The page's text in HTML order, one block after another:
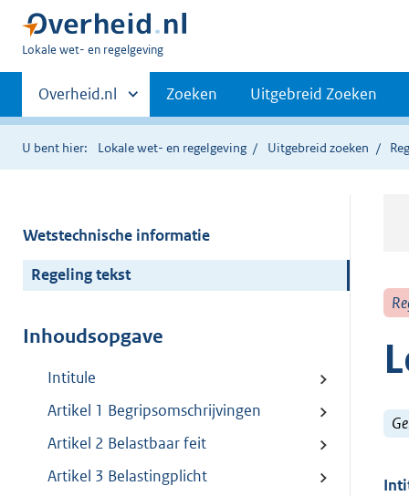
U
hier:
Lokale wet- en regelgeving
Primaire
navigatie
Andere
sites
binnen
Overheid.nl Zoeken Uitgebreid Zoeken
U bent hier: Lokale wet- en regelgeving Uitgebreid zoeken
Wetstechnische informatie
Regeling tekst
Inhoudsopgave
Intitule
Artikel 1 Begripsomschrijvingen
Artikel 2 Belastbaar feit
Artikel 3 Belastingplicht